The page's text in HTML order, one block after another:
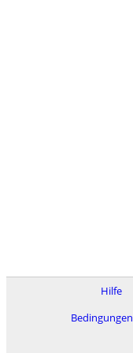
Hilfe
Bedingungen